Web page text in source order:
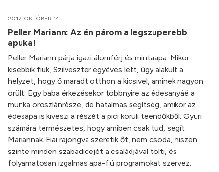
2017. OKTÓBER 14.
Peller Mariann: Az én párom a legszuperebb
apuka!
Peller Mariann párja igazi álomférj és mintaapa. Mikor
kisebbik fiuk, Szilveszter egyéves lett, úgy alakult a
helyzet, hogy ő maradt otthon a kicsivel, aminek nagyon
örült. Egy baba érkezésekor többnyire az édesanyáé a
munka oroszlánrésze, de hatalmas segítség, amikor az
édesapa is kiveszi a részét a pici körüli teendőkből. Gyuri
számára természetes, hogy amiben csak tud, segít
Mariannak. Fiai rajongva szeretik őt, nem csoda, hiszen
szinte minden szabadidejét a családjával tölti, és
folyamatosan izgalmas apa-fiú programokat szervez.